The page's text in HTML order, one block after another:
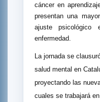
cáncer en
presentan una
ajuste
enfermedad.
La jornada se
salud mental en
proyectando las
cuales se trabajará